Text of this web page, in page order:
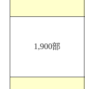
1,900部